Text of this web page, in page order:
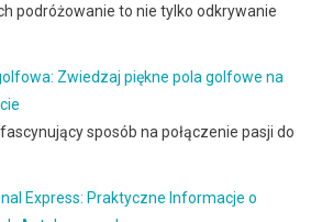
podróżowanie to nie tylko odkrywanie
Zwiedzaj piękne pola golfowe na
sposób na połączenie pasji do
Express: Praktyczne Informacje o